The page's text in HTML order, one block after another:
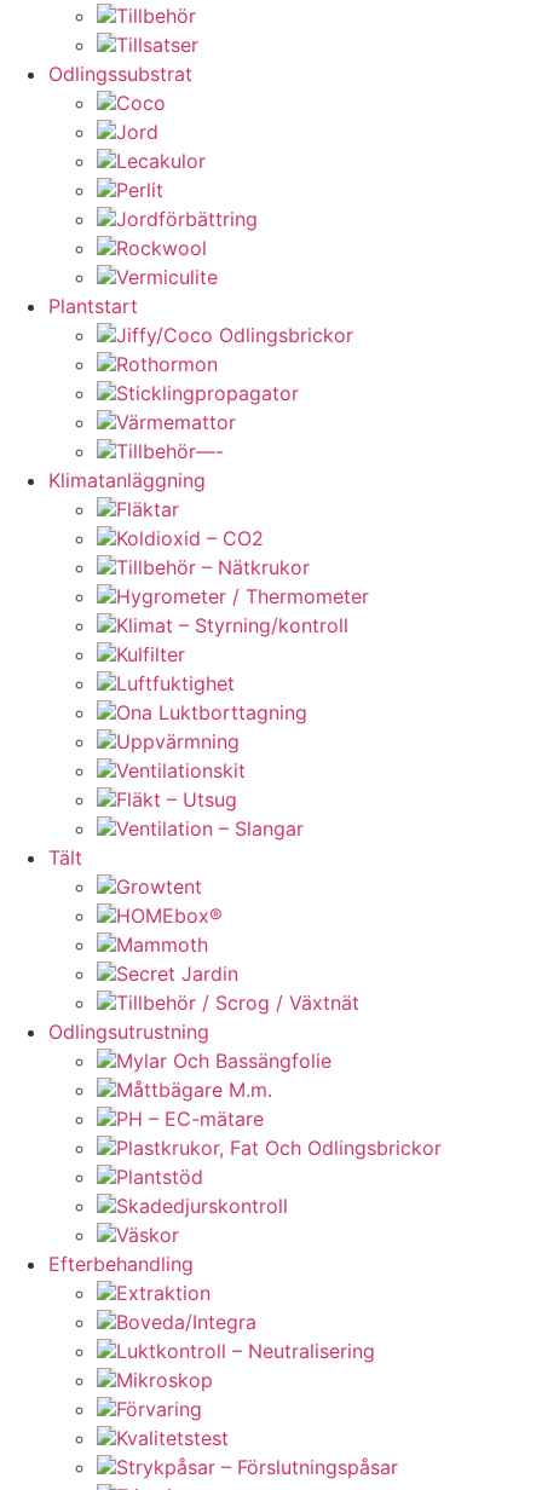
Tillbehör
Tillsatser
Odlingssubstrat
Coco
Jord
Lecakulor
Perlit
Jordförbättring
Rockwool
Vermiculite
Plantstart
Jiffy/Coco Odlingsbrickor
Rothormon
Sticklingpropagator
Värmemattor
Tillbehör—-
Klimatanläggning
Fläktar
Koldioxid – CO2
Tillbehör – Nätkrukor
Hygrometer / Thermometer
Klimat – Styrning/kontroll
Kulfilter
Luftfuktighet
Ona Luktborttagning
Uppvärmning
Ventilationskit
Fläkt – Utsug
Ventilation – Slangar
Tält
Growtent
HOMEbox®
Mammoth
Secret Jardin
Tillbehör / Scrog / Växtnät
Odlingsutrustning
Mylar Och Bassängfolie
Måttbägare M.m.
PH – EC-mätare
Plastkrukor, Fat Och Odlingsbrickor
Plantstöd
Skadedjurskontroll
Väskor
Efterbehandling
Extraktion
Boveda/Integra
Luktkontroll – Neutralisering
Mikroskop
Förvaring
Kvalitetstest
Strykpåsar – Förslutningspåsar